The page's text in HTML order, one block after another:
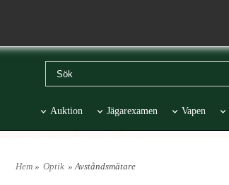
Auktion Jägarexamen Vapen
Hem » Optik » Avståndsmätare